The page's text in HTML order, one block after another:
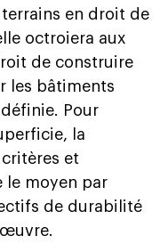
en droit de
octroiera aux
de construire
les bâtiments
Pour
la
et
le moyen par
de durabilité
œuvre.